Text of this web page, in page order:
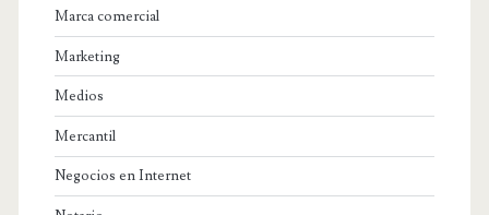
Marca comercial
Marketing
Medios
Mercantil
Negocios en Internet